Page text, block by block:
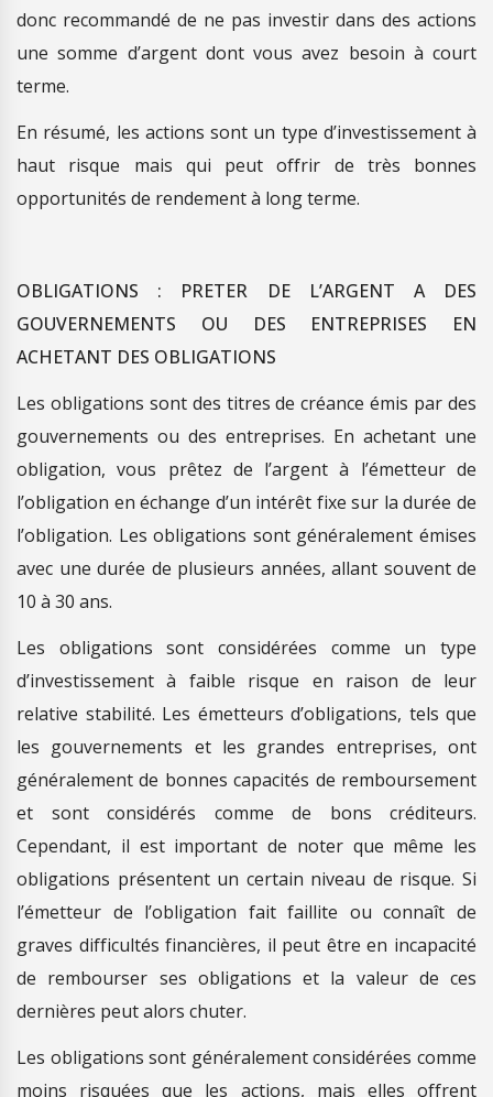
donc recommandé de ne pas investir dans des actions
une somme d’argent dont vous avez besoin à court
terme.
En résumé, les actions sont un type d’investissement à
haut risque mais qui peut offrir de très bonnes
opportunités de rendement à long terme.
OBLIGATIONS : PRETER DE L’ARGENT A DES
GOUVERNEMENTS OU DES ENTREPRISES EN
ACHETANT DES OBLIGATIONS
Les obligations sont des titres de créance émis par des
gouvernements ou des entreprises. En achetant une
obligation, vous prêtez de l’argent à l’émetteur de
l’obligation en échange d’un intérêt fixe sur la durée de
l’obligation. Les obligations sont généralement émises
avec une durée de plusieurs années, allant souvent de
10 à 30 ans.
Les obligations sont considérées comme un type
d’investissement à faible risque en raison de leur
relative stabilité. Les émetteurs d’obligations, tels que
les gouvernements et les grandes entreprises, ont
généralement de bonnes capacités de remboursement
et sont considérés comme de bons créditeurs.
Cependant, il est important de noter que même les
obligations présentent un certain niveau de risque. Si
l’émetteur de l’obligation fait faillite ou connaît de
graves difficultés financières, il peut être en incapacité
de rembourser ses obligations et la valeur de ces
dernières peut alors chuter.
Les obligations sont généralement considérées comme
moins risquées que les actions, mais elles offrent